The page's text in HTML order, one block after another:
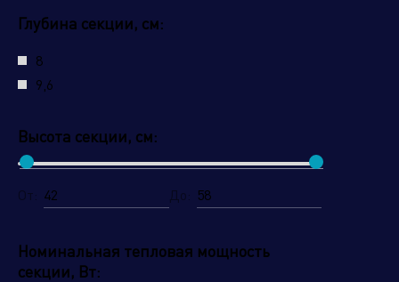
Глубина секции, см:
8
9,6
Высота секции, см:
От: До:
Номинальная тепловая мощность
секции, Вт: